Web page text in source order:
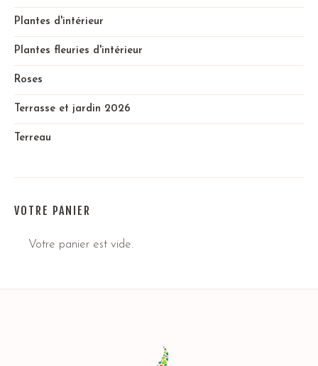
Plantes d'intérieur
Plantes fleuries d'intérieur
Roses
Terrasse et jardin 2026
Terreau
VOTRE PANIER
Votre panier est vide.